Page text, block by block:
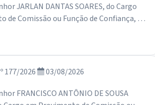
JARLAN DANTAS SOARES, do Cargo
de Comissão ou Função de Confiança, na
177/2026
03/08/2026
FRANCISCO ANTÔNIO DE SOUSA